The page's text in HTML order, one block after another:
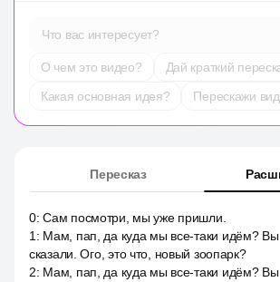
Что вас интересует?
О чем это видео?
Дай краткий
Какая основная идея?
Перескажи
Пересказ
0:Сам посмотри, мы уже пришли.
1 : Мам, пап, да куда мы все-таки идём? Вы
сказали. Ого, это что, новый зоопарк?
2: Мам, пап, да куда мы все-таки идём? Вы